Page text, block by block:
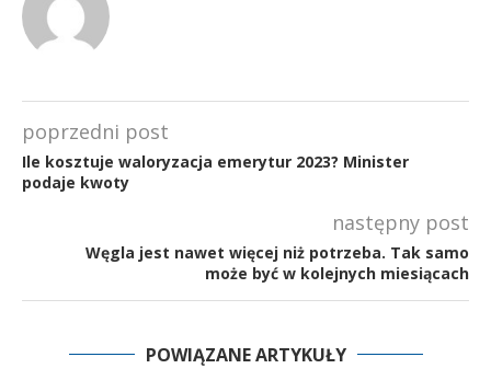
poprzedni post
Ile kosztuje waloryzacja emerytur 2023? Minister
podaje kwoty
następny post
Węgla jest nawet więcej niż potrzeba. Tak samo
może być w kolejnych miesiącach
POWIĄZANE ARTYKUŁY